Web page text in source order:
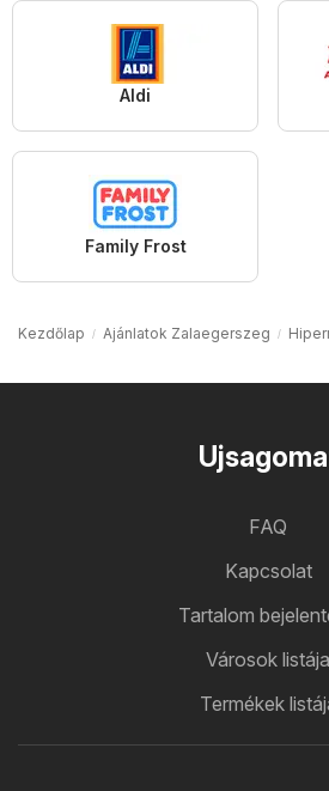
Aldi
Family Frost
Kezdőlap Ajánlatok Zalaegerszeg
FAQ
Kapcsolat
Tartalom
Városok listája
Termékek